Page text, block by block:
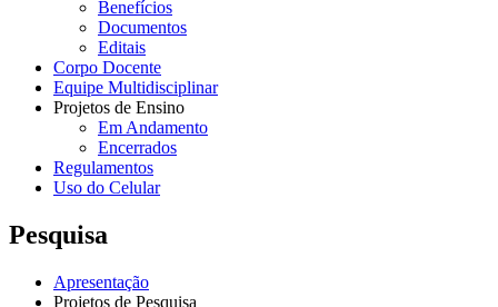
Benefícios
Documentos
Editais
Corpo Docente
Equipe Multidisciplinar
Projetos de Ensino
Em Andamento
Encerrados
Regulamentos
Uso do Celular
Pesquisa
Apresentação
Projetos de Pesquisa